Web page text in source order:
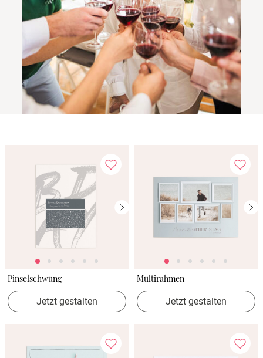
Pinselschwung
Jetzt gestalten
Multirahmen
Jetzt gestalten